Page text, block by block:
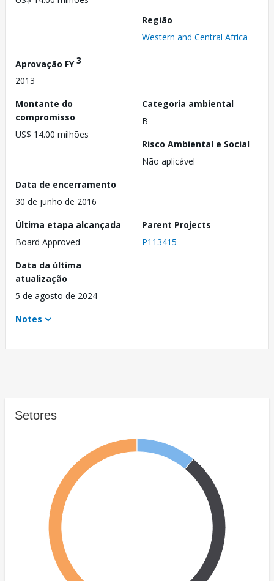
Região
Western and Central Africa
Aprovação FY3
2013
Montante do
compromisso
US$ 14.00 milhões
Categoria ambiental
B
Risco Ambiental e Social
Não aplicável
Data de encerramento
30 de junho de 2016
Última etapa alcançada
Board Approved
Parent Projects
P113415
Data da última
atualização
5 de agosto de 2024
Notes
Setores